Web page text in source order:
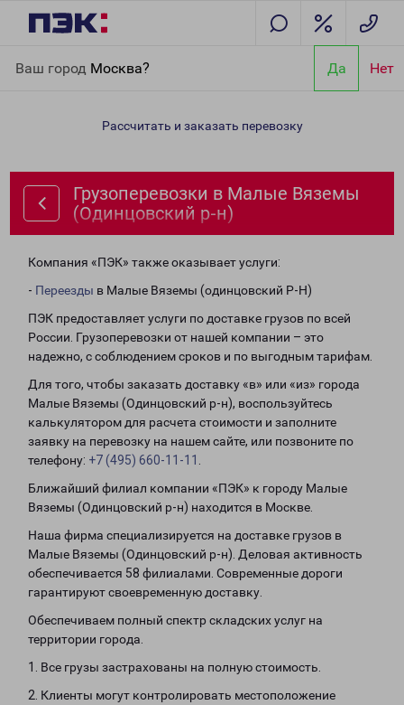
Ваш город Москва? Да Нет
(Одинцовский р-н)
Рассчитать и заказать перевозку
Грузоперевозки в Малые Вяземы
(Одинцовский р-н)
Компания «ПЭК» также оказывает услуги:
- Переезды в Малые Вяземы (одинцовский Р-Н)
ПЭК предоставляет услуги по доставке грузов по всей
России. Грузоперевозки от нашей компании – это
надежно, с соблюдением сроков и по выгодным тарифам.
Для того, чтобы заказать доставку «в» или «из» города
Малые Вяземы (Одинцовский р-н), воспользуйтесь
калькулятором для расчета стоимости и заполните
заявку на перевозку на нашем сайте, или позвоните по
телефону: +7 (495) 660-11-11
Ближайший филиал компании «ПЭК» к городу Малые
Вяземы (Одинцовский р-н) находится в Москве.
Наша фирма специализируется на доставке грузов в
Малые Вяземы (Одинцовский р-н). Деловая активность
обеспечивается 58 филиалами. Современные дороги
гарантируют своевременную доставку.
Обеспечиваем полный спектр складских услуг на
территории города.
1. Все грузы застрахованы на полную стоимость.
2. Клиенты могут контролировать местоположение